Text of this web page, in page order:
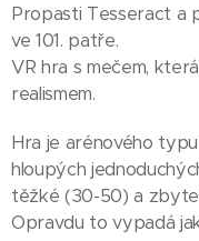
Propasti Tesseract a
ve 101. patře.
VR hra s mečem,
realismem.
Hra je arénového
hloupých
těžké (30-50) a
Opravdu to vypadá